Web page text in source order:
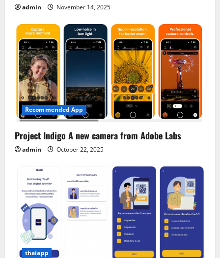
admin November 14, 2025
Recommended App
Project Indigo A new camera from Adobe Labs
admin October 22, 2025
thaiapp